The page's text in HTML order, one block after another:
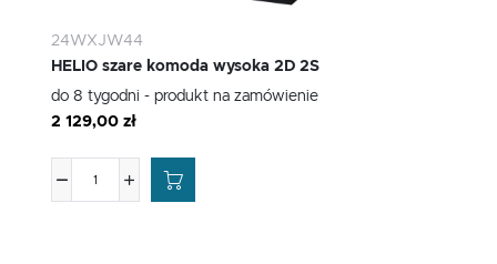
24WXJW44
HELIO szare komoda wysoka 2D 2S
do 8 tygodni - produkt na zamówienie
2 129,00 zł